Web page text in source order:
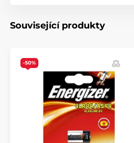
Příslušenství výcvikové obojky
Související produkty
-50%